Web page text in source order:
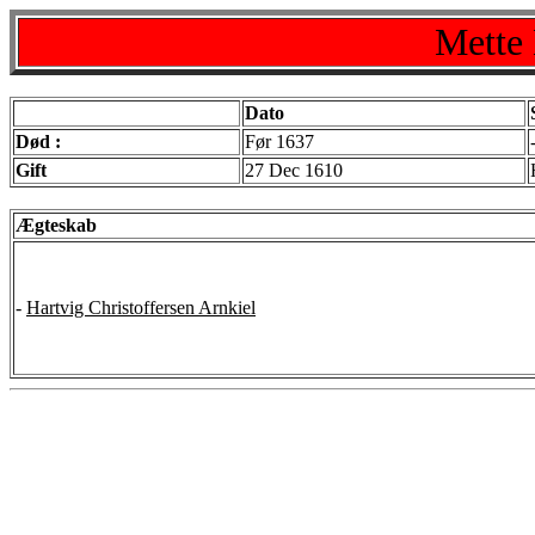
Mette
Dato
Død :
Før 1637
-
Gift
27 Dec 1610
Ægteskab
- Hartvig Christoffersen Arnkiel